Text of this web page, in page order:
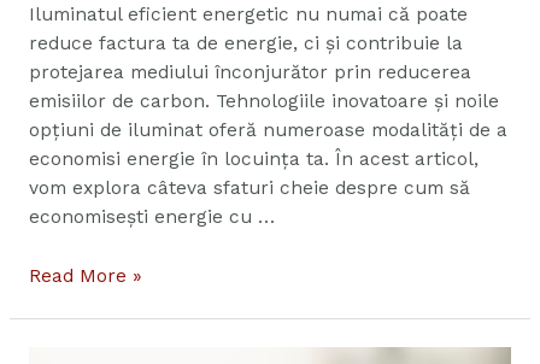
Iluminatul eficient energetic nu numai că poate
reduce factura ta de energie, ci și contribuie la
protejarea mediului înconjurător prin reducerea
emisiilor de carbon. Tehnologiile inovatoare și noile
opțiuni de iluminat oferă numeroase modalități de a
economisi energie în locuința ta. În acest articol,
vom explora câteva sfaturi cheie despre cum să
economisești energie cu …
Read More »